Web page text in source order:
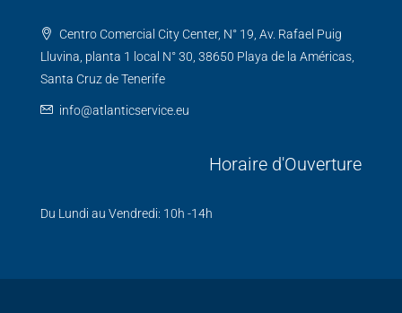
Centro Comercial City Center, N° 19, Av. Rafael Puig
Lluvina, planta 1 local N° 30, 38650 Playa de la Américas,
Santa Cruz de Tenerife
info@atlanticservice.eu
Horaire d'Ouverture
Du Lundi au Vendredi: 10h -14h